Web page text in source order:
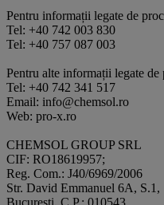
Pentru informații legate de
Tel: +40 742 003 830
Tel: +40 757 087 003
Pentru alte informații legate de
Tel: +40 742 341 517
Email: info@chemsol.ro
Web: pro-x.ro
CHEMSOL GROUP SRL
CIF: RO18619957;
Reg. Com.: J40/6969/2006
Str. David Emmanuel 6A, S.1,
București, C.P.: 010543